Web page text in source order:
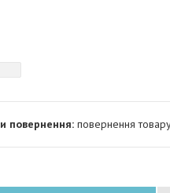
повернення